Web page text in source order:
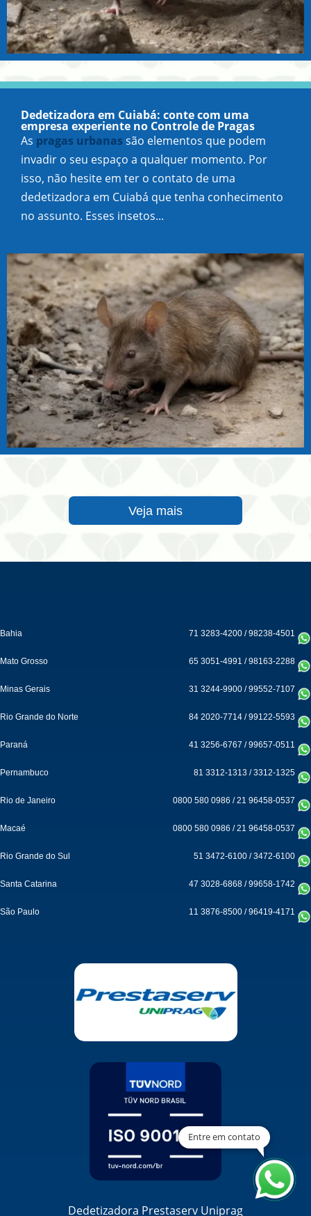
Dedetizadora em Cuiabá: conte com uma
empresa experiente no Controle de Pragas
As pragas urbanas são elementos que podem
invadir o seu espaço a qualquer momento. Por
isso, não hesite em ter o contato de uma
dedetizadora em Cuiabá que tenha conhecimento
no assunto. Esses insetos...
Veja mais
Bahia 71 3283-4200 /98238-4501
Mato Grosso 65 3051-4991 /98163-2288
Minas Gerais 31 3244-9900 /99552-7107
Rio Grande do Norte 84 2020-7714 /99122-5593
Paraná 41 3256-6767 /99657-0511
Pernambuco 81 3312-1313 /3312-1325
Rio de Janeiro 0800 580 0986 /21 96458-0537
Macaé 0800 580 0986 /21 96458-0537
Rio Grande do Sul 51 3472-6100 /3472-6100
Santa Catarina 47 3028-6868 /99658-1742
São Paulo 11 3876-8500 /96419-4171
Dedetizadora Prestaserv Uniprag
Entre em contato